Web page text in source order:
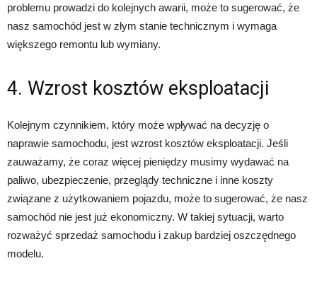
problemu prowadzi do kolejnych awarii, może to sugerować, że
nasz samochód jest w złym stanie technicznym i wymaga
większego remontu lub wymiany.
4. Wzrost kosztów eksploatacji
Kolejnym czynnikiem, który może wpływać na decyzję o
naprawie samochodu, jest wzrost kosztów eksploatacji. Jeśli
zauważamy, że coraz więcej pieniędzy musimy wydawać na
paliwo, ubezpieczenie, przeglądy techniczne i inne koszty
związane z użytkowaniem pojazdu, może to sugerować, że nasz
samochód nie jest już ekonomiczny. W takiej sytuacji, warto
rozważyć sprzedaż samochodu i zakup bardziej oszczędnego
modelu.